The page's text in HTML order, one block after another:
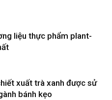
liệu thực phẩm plant-
xuất trà xanh được sử
bánh kẹo